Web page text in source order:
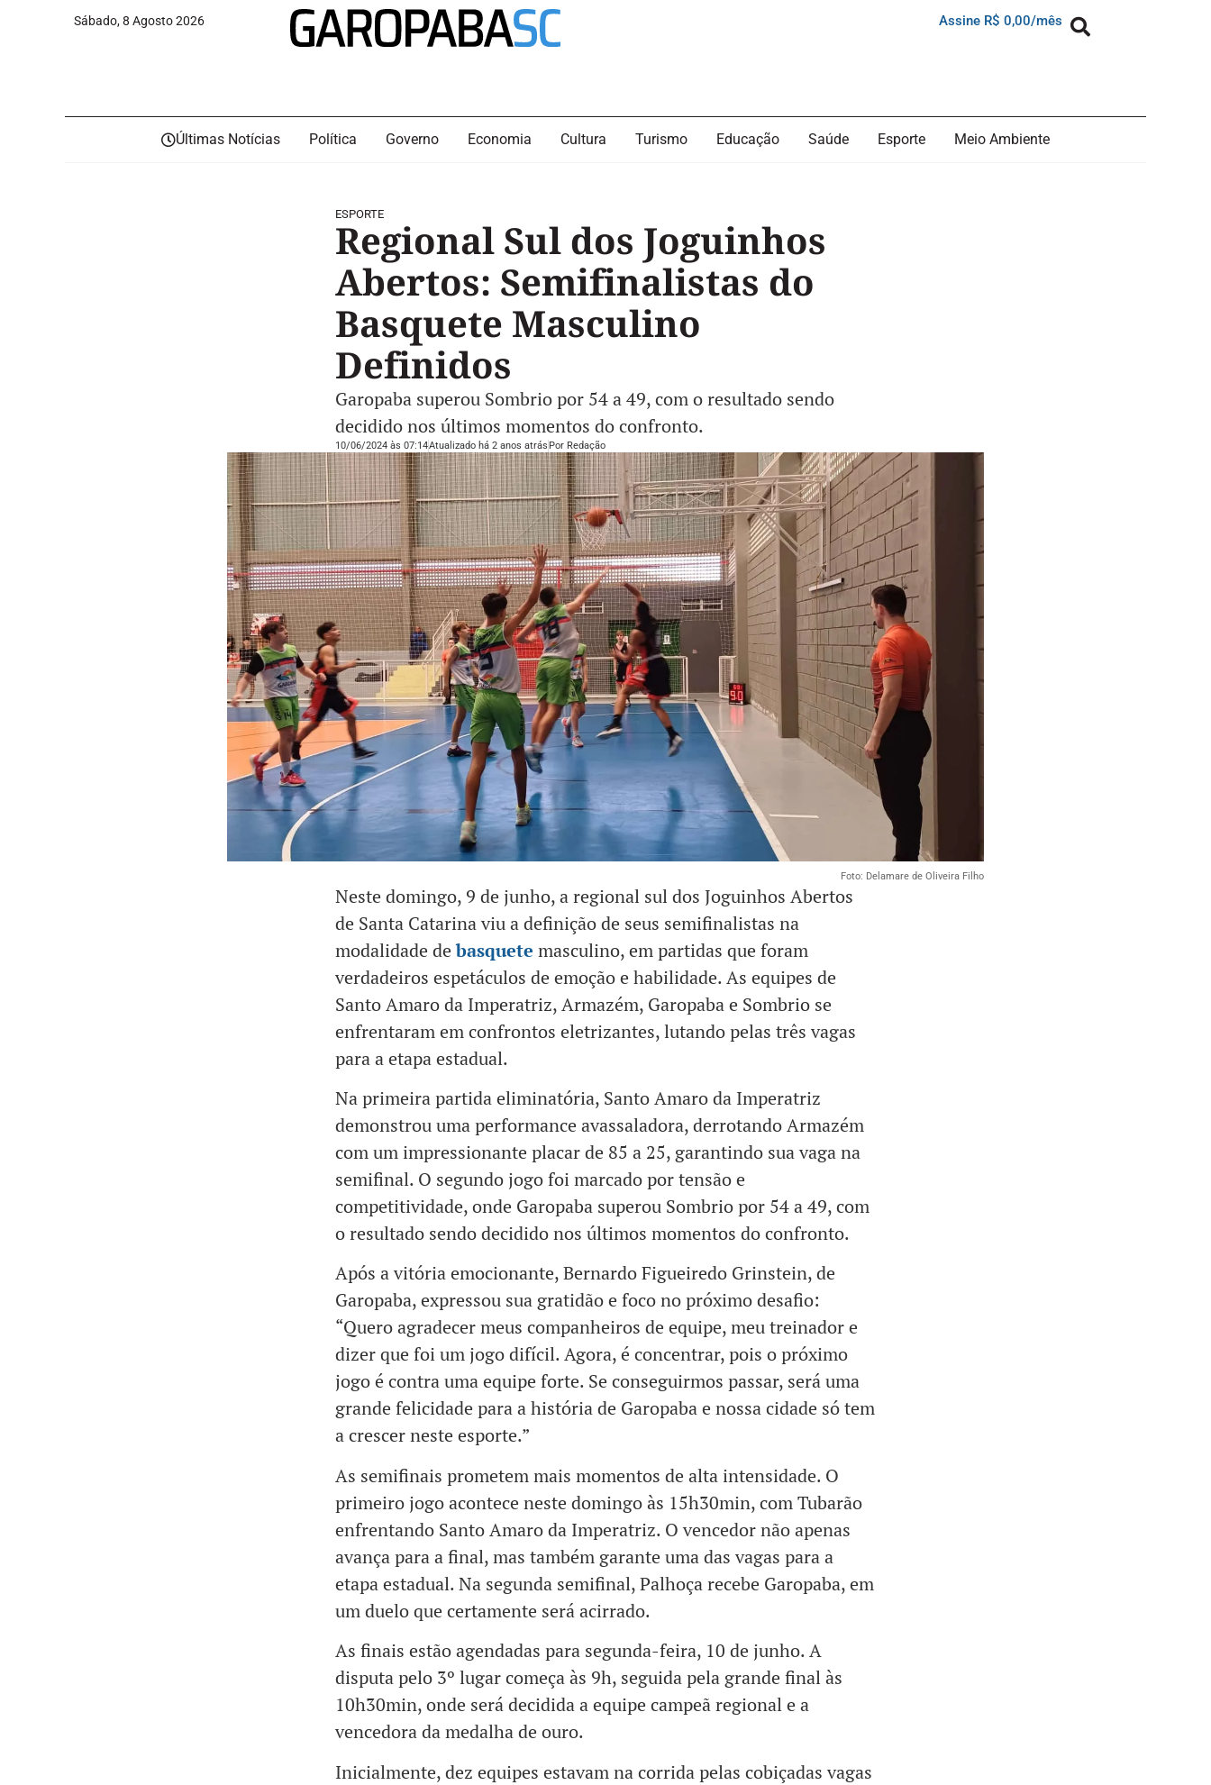
Sábado, 8 Agosto 2026 Assine R$ 0,00/mês
Últimas Notícias Política Governo Economia Cultura Turismo Educação Saúde Esporte Meio Ambiente
ESPORTE
Regional Sul dos Joguinhos
Abertos: Semifinalistas do
Basquete Masculino
Definidos
Garopaba superou Sombrio por 54 a 49, com o resultado sendo
decidido nos últimos momentos do confronto.
10/06/2024 às 07:14Atualizado há 2 anos atrás Por Redação
Foto: Delamare de Oliveira Filho
Neste domingo, 9 de junho, a regional sul dos Joguinhos Abertos
de Santa Catarina viu a definição de seus semifinalistas na
modalidade debasquete masculino, em partidas que foram
verdadeiros espetáculos de emoção e habilidade. As equipes de
Santo Amaro da Imperatriz, Armazém, Garopaba e Sombrio se
enfrentaram em confrontos eletrizantes, lutando pelas três vagas
para a etapa estadual.
Na primeira partida eliminatória, Santo Amaro da Imperatriz
demonstrou uma performance avassaladora, derrotando Armazém
com um impressionante placar de 85 a 25, garantindo sua vaga na
semifinal. O segundo jogo foi marcado por tensão e
competitividade, onde Garopaba superou Sombrio por 54 a 49, com
o resultado sendo decidido nos últimos momentos do confronto.
Após a vitória emocionante, Bernardo Figueiredo Grinstein, de
Garopaba, expressou sua gratidão e foco no próximo desafio:
“Quero agradecer meus companheiros de equipe, meu treinador e
dizer que foi um jogo difícil. Agora, é concentrar, pois o próximo
jogo é contra uma equipe forte. Se conseguirmos passar, será uma
grande felicidade para a história de Garopaba e nossa cidade só tem
a crescer neste esporte.”
As semifinais prometem mais momentos de alta intensidade. O
primeiro jogo acontece neste domingo às 15h30min, com Tubarão
enfrentando Santo Amaro da Imperatriz. O vencedor não apenas
avança para a final, mas também garante uma das vagas para a
etapa estadual. Na segunda semifinal, Palhoça recebe Garopaba, em
um duelo que certamente será acirrado.
As finais estão agendadas para segunda-feira, 10 de junho. A
disputa pelo 3º lugar começa às 9h, seguida pela grande final às
10h30min, onde será decidida a equipe campeã regional e a
vencedora da medalha de ouro.
Inicialmente, dez equipes estavam na corrida pelas cobiçadas vagas